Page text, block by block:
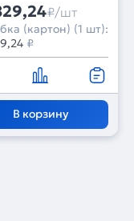
₽/шт
(картон) (1 шт):
₽
В корзину